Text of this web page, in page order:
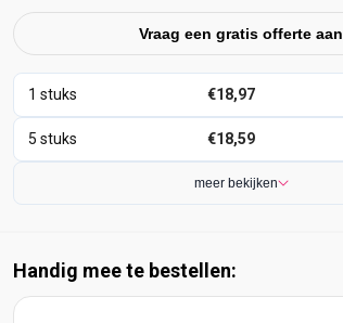
Vraag een gratis offerte aan
€18,97
€18,59
meer bekijken
Handig mee te bestellen: